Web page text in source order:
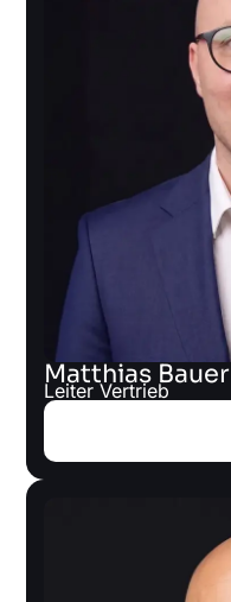
Matthias Bauer
Leiter Vertrieb